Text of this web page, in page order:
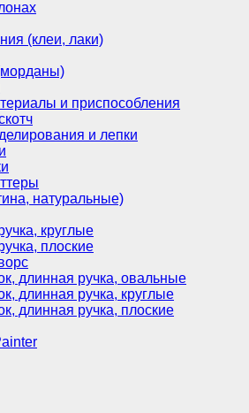
(клеи, лаки)
и приспособления
и лепки
натуральные)
круглые
плоские
длинная ручка, овальные
длинная ручка, круглые
длинная ручка, плоские